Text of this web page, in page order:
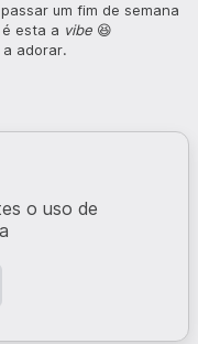
um fim de semana
esta a vibe 😆
a adorar.
para compreender
dia após
o uso de drogas?
o uso de